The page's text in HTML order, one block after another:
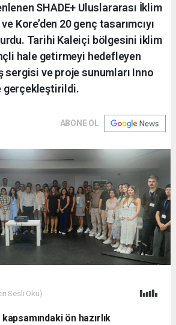
SHADE+ Uluslararası İklim
Kore’den 20 genç tasarımcıyı
Tarihi Kaleiçi bölgesini iklim
hale getirmeyi hedefleyen
sergisi ve proje sunumları Inno
gerçekleştirildi.
ABONE OL
Sesli Oku)
ön hazırlık